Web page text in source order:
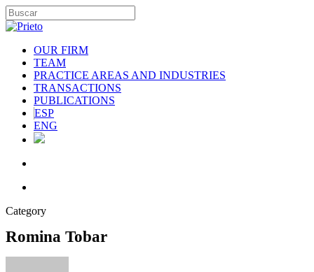
OUR FIRM
TEAM
PRACTICE AREAS AND INDUSTRIES
TRANSACTIONS
PUBLICATIONS
ESP
ENG
Category
Romina Tobar